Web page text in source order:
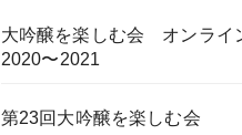
大吟醸を楽しむ会 オンライ
2020〜2021
第23回大吟醸を楽しむ会